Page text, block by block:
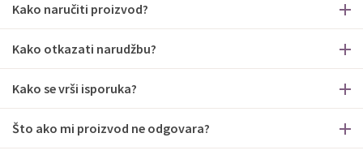
Kako naručiti proizvod?
Kako otkazati narudžbu?
Kako se vrši isporuka?
Što ako mi proizvod ne odgovara?